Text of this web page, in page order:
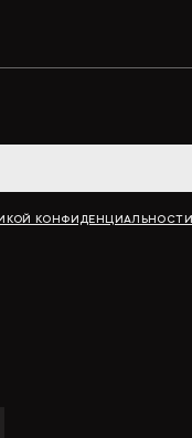
КОНФИДЕНЦИАЛЬНОСТИ